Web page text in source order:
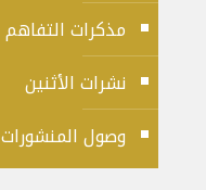
مذكرات التفاهم
نشرات الأثنين
وصول المنشورات